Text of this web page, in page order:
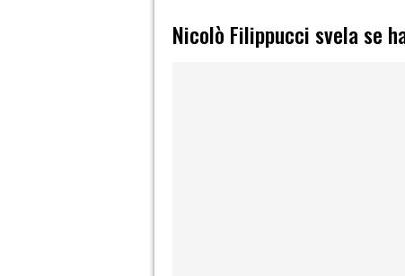
Nicolò Filippucci svela se